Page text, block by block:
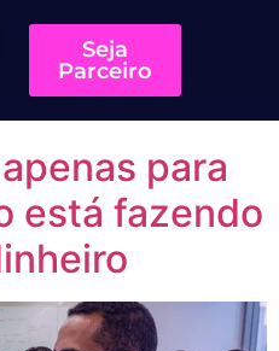
Seja
Parceiro
de
para
está fazendo